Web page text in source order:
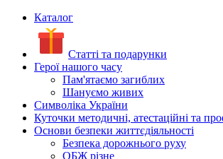
Каталог
Статті та подарунки
Герої нашого часу
Пам'ятаємо загиблих
Шануємо живих
Символіка України
Куточки методичні, атестаційні та
Основи безпеки життєдіяльності
Безпека дорожнього руху
ОБЖ різне